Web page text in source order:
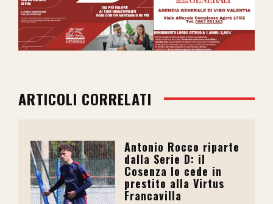
ARTICOLI CORRELATI
Antonio Rocco riparte
dalla Serie D: il
Cosenza lo cede in
prestito alla Virtus
Francavilla